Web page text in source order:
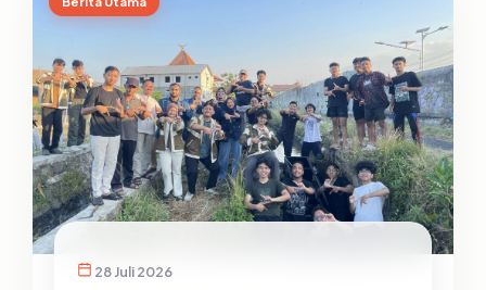
28 Juli 2026